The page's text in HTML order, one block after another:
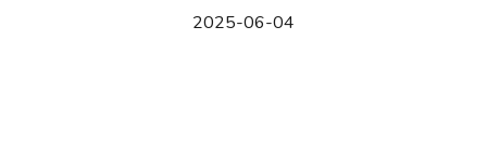
2025-06-04